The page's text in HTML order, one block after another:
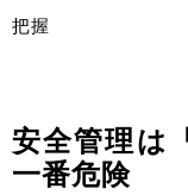
把握
安全管理は
一番危険